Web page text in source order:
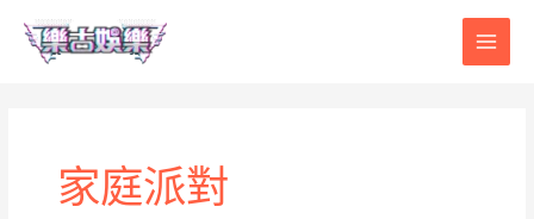
content
Main
家庭派對